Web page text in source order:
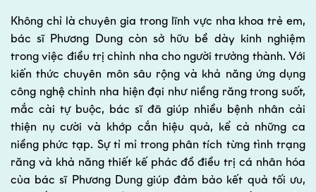
Không chỉ là chuyên gia trong lĩnh vực nha khoa trẻ em,
bác sĩ Phương Dung còn sở hữu bề dày kinh nghiệm
trong việc điều trị chỉnh nha cho người trưởng thành. Với
kiến thức chuyên môn sâu rộng và khả năng ứng dụng
công nghệ chỉnh nha hiện đại như niềng răng trong suốt,
mắc cài tự buộc, bác sĩ đã giúp nhiều bệnh nhân cải
thiện nụ cười và khớp cắn hiệu quả, kể cả những ca
niềng phức tạp. Sự tỉ mỉ trong phân tích từng tình trạng
răng và khả năng thiết kế phác đồ điều trị cá nhân hóa
của bác sĩ Phương Dung giúp đảm bảo kết quả tối ưu,